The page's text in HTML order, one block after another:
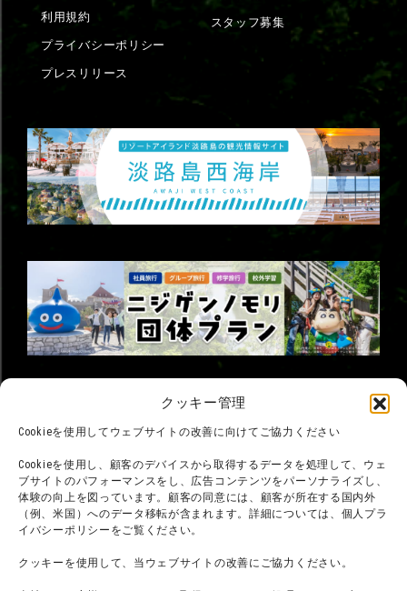
クッキー管理
Cookieを使用してウェブサイトの改善に向けてご協力ください
Cookieを使用し、顧客のデバイスから取得するデータを処理して、ウェ
ブサイトのパフォーマンスをし、広告コンテンツをパーソナライズし、
体験の向上を図っています。顧客の同意には、顧客が所在する国内外
（例、米国）へのデータ移転が含まれます。詳細については、個人プラ
イバシーポリシーをご覧ください。
クッキーを使用して、当ウェブサイトの改善にご協力ください。
利用規約
プライバシーポリシー
プレスリリース
スタッフ募集
©臼井儀人／双葉社・シンエイ・テレビ朝日・ADK
©臼井儀人／双葉社・シンエイ・テレビ朝日・ADK 1993-2026
TM & © TOHO
©諫山創・講談社／「進撃の巨人」The Final Season製作委員会
©2026 Nijigennomori Inc. All Rights Reserved.